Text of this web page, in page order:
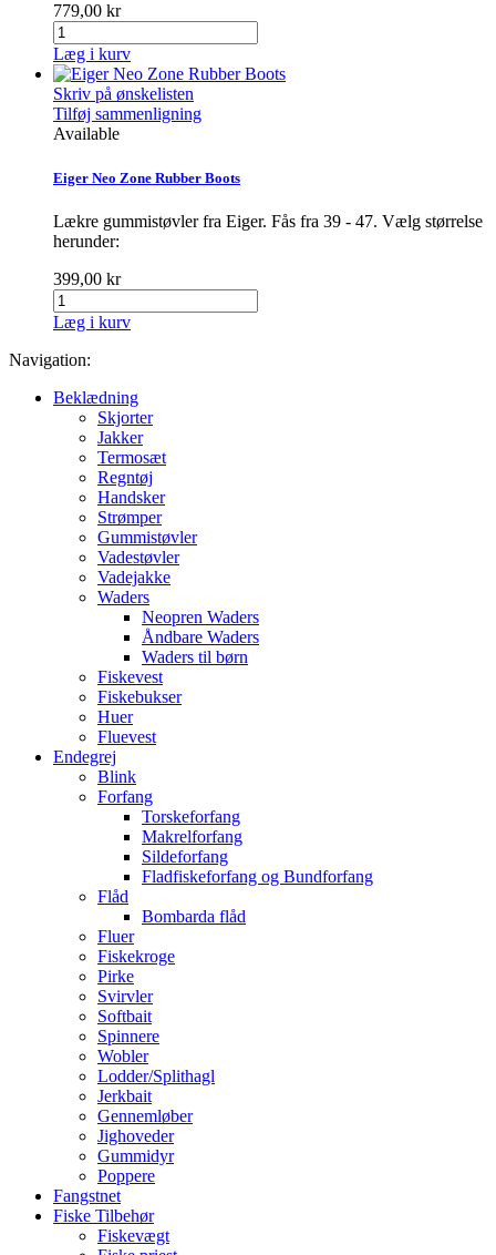
779,00 kr
Læg i kurv
Skriv på ønskelisten
Tilføj sammenligning
Available
Eiger Neo Zone Rubber Boots
Lækre gummistøvler fra Eiger. Fås fra 39 - 47. Vælg størrelse
herunder:
399,00 kr
Læg i kurv
Navigation:
Beklædning
Skjorter
Jakker
Termosæt
Regntøj
Handsker
Strømper
Gummistøvler
Vadestøvler
Vadejakke
Waders
Neopren Waders
Åndbare Waders
Waders til børn
Fiskevest
Fiskebukser
Huer
Fluevest
Endegrej
Blink
Forfang
Torskeforfang
Makrelforfang
Sildeforfang
Fladfiskeforfang og Bundforfang
Flåd
Bombarda flåd
Fluer
Fiskekroge
Pirke
Svirvler
Softbait
Spinnere
Wobler
Lodder/Splithagl
Jerkbait
Gennemløber
Jighoveder
Gummidyr
Poppere
Fangstnet
Fiske Tilbehør
Fiskevægt